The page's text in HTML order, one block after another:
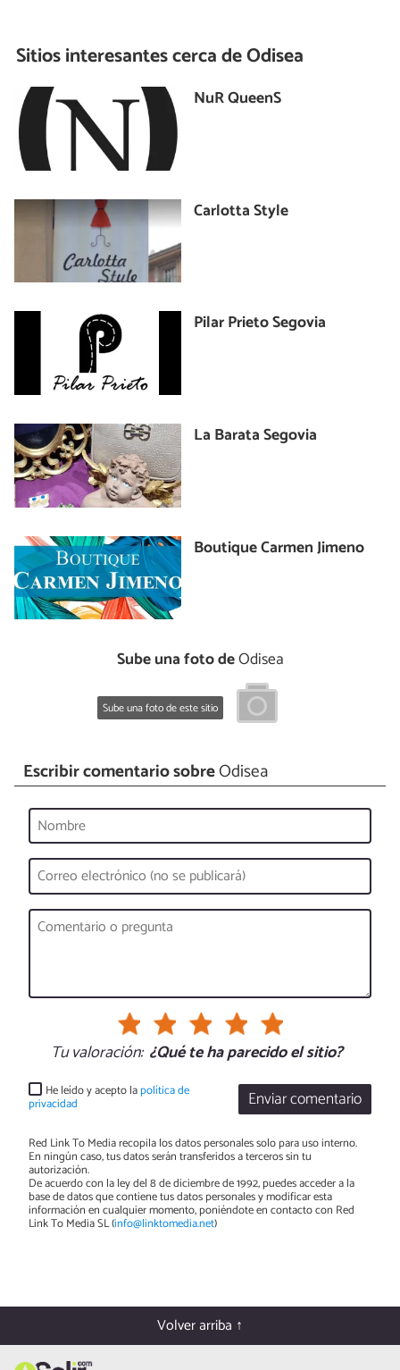
Sitios interesantes cerca deOdisea
NuR QueenS
Carlotta Style
Pilar Prieto Segovia
La Barata Segovia
Boutique Carmen Jimeno
Sube una foto deOdisea
Sube una foto de este sitio
Escribir comentario sobreOdisea
Tu valoración: ¿Qué te ha parecido el sitio?
Enviar comentario
He leído y acepto lapolítica de
privacidad
Red Link To Media recopila los datos personales solo para uso interno.
En ningún caso, tus datos serán transferidos a terceros sin tu
autorización.
De acuerdo con la ley del 8 de diciembre de 1992, puedes acceder a la
base de datos que contiene tus datos personales y modificar esta
información en cualquier momento, poniéndote en contacto con Red
Link To Media SL (info@linktomedia.net)
Volver arriba ↑